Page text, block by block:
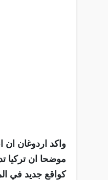
واكد اردوغان ان
موضحا ان تركيا
كواقع جديد في